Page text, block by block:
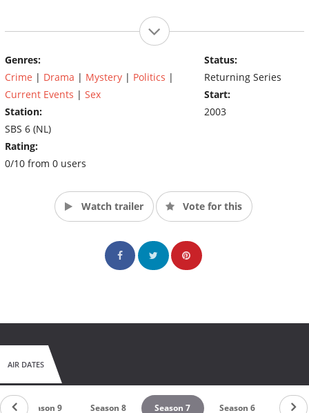
Genres:
Crime | Drama | Mystery | Politics |
Current Events | Sex
Station:
SBS 6 (NL)
Rating:
0/10 from 0 users
Status:
Returning Series
Start:
2003
Watch trailer Vote for this
AIR DATES
Season 9 Season 8 Season 7 Season 6